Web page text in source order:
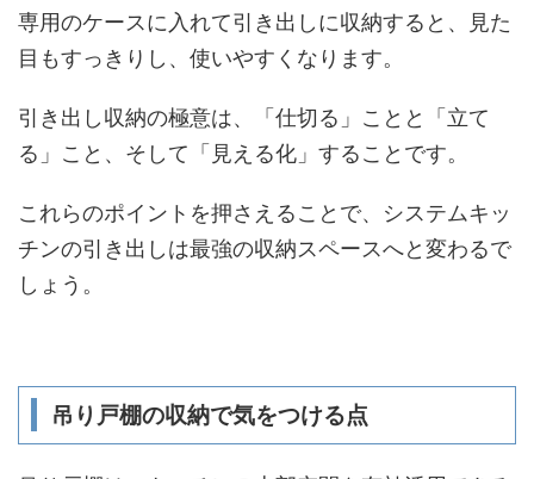
専用のケースに入れて引き出しに収納すると、見た
目もすっきりし、使いやすくなります。
引き出し収納の極意は、「仕切る」ことと「立て
る」こと、そして「見える化」することです。
これらのポイントを押さえることで、システムキッ
チンの引き出しは最強の収納スペースへと変わるで
しょう。
吊り戸棚の収納で気をつける点